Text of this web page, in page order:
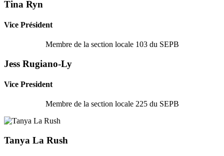
Tina Ryn
Vice Président
Membre de la section locale 103 du SEPB
Jess Rugiano-Ly
Vice President
Membre de la section locale 225 du SEPB
Tanya La Rush